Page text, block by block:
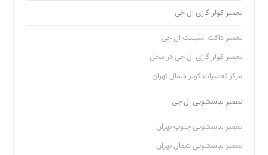
تعمیر کولر گازی ال جی
تعمیر داکت اسپلیت ال جی
تعمیر کولر گازی ال جی در محل
مرکز تعمیرات کولر شمال تهران
تعمیر لباسشویی ال جی
تعمیر لباسشویی جنوب تهران
تعمیر لباسشویی شمال تهران